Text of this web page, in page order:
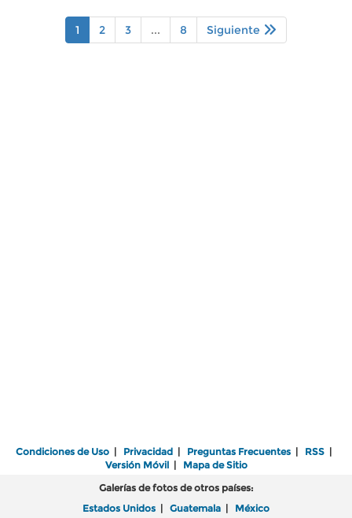
1 2 3 ... 8 Siguiente
Condiciones de Uso | Privacidad | Preguntas Frecuentes | RSS |
Versión Móvil| Mapa de Sitio
Galerías de fotos de otros países:
Estados Unidos | Guatemala | México